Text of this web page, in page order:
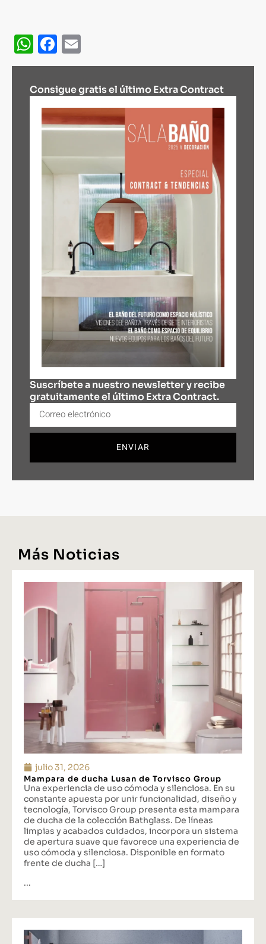
WhatsApp
Facebook
Consigue gratis el último Extra Contract
Suscríbete a nuestro newsletter y recibe
gratuitamente el último Extra Contract.
ENVIAR
Más Noticias
julio 31, 2026
Mampara de ducha Lusan de Torvisco Group
Una experiencia de uso cómoda y silenciosa. En su
constante apuesta por unir funcionalidad, diseño y
tecnología, Torvisco Group presenta esta mampara
de ducha de la colección Bathglass. De líneas
limpias y acabados cuidados, incorpora un sistema
de apertura suave que favorece una experiencia de
uso cómoda y silenciosa. Disponible en formato
frente de ducha […]
...